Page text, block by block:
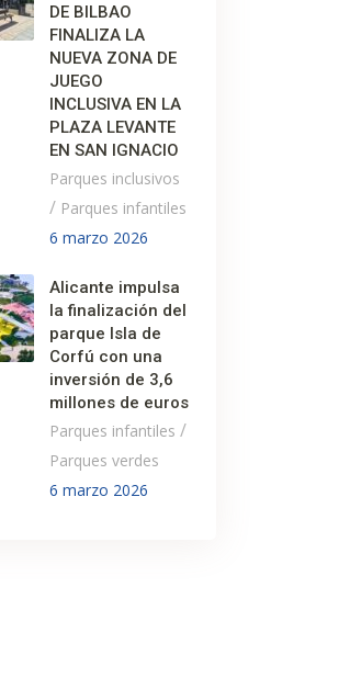
DE BILBAO
FINALIZA LA
NUEVA ZONA DE
JUEGO
INCLUSIVA EN LA
PLAZA LEVANTE
EN SAN IGNACIO
Parques inclusivos
/ Parques infantiles
6 marzo 2026
Alicante impulsa
la finalización del
parque Isla de
Corfú con una
inversión de 3,6
millones de euros
Parques infantiles /
Parques verdes
6 marzo 2026